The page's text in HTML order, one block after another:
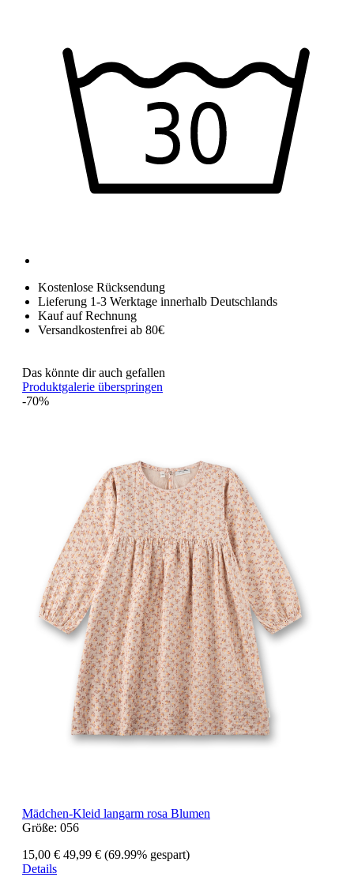
Kostenlose Rücksendung
Lieferung 1-3 Werktage innerhalb Deutschlands
Kauf auf Rechnung
Versandkostenfrei ab 80€
Das könnte dir auch gefallen
Produktgalerie überspringen
-70%
Mädchen-Kleid langarm rosa Blumen
Größe: 056
15,00 € 49,99 € (69.99% gespart)
Details